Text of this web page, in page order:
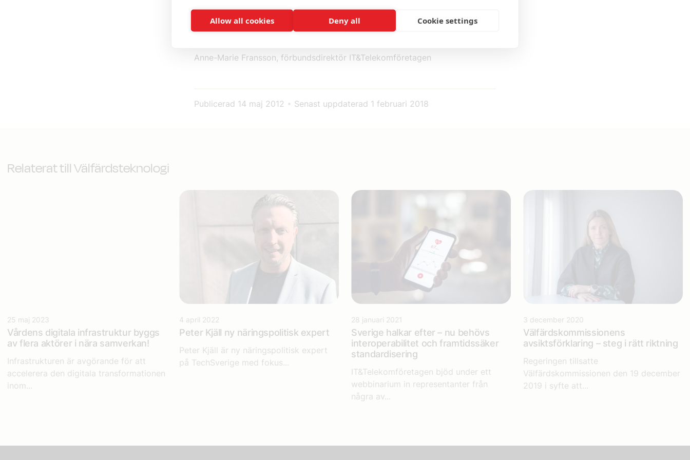
organisationer och ekonomiska styrsystem. Ska vi klara det så måste Sverige
påbörja sin resa nu. På många punkter ligger vi redan fem år efter vårt
grannland på andra sidan bron.
Anne-Marie Fransson, förbundsdirektör IT&Telekomföretagen
Publicerad 14 maj 2012 • Senast uppdaterad 1 februari 2018
Relaterat till Välfärdsteknologi
25 maj 2023
Vårdens digitala infrastruktur​ byggs
av flera aktörer i nära samverkan!
Infrastrukturen är avgörande för att
accelerera den digitala transformationen
inom...
4 april 2022
Peter Kjäll ny näringspolitisk expert
Peter Kjäll är ny näringspolitisk expert
på TechSverige med fokus...
28 januari 2021
Sverige halkar efter – nu behövs
interoperabilitet och framtidssäker
standardisering
IT&Telekomföretagen bjöd under ett
webbinarium in representanter från
några av...
3 december 2020
Välfärdskommissionens
avsiktsförklaring – steg i rätt riktning
Regeringen tillsatte
Välfärdskommissionen den 19 december
2019 i syfte att...
Allow all cookies Deny all Cookie settings